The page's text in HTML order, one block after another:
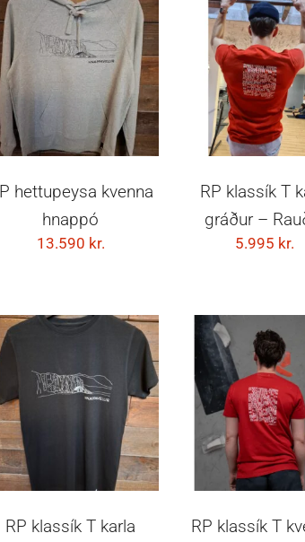
VELDU KOSTI
hettupeysa kvenna
hnappó
13.590 kr.
VELDU
RP klassík T
gráður –
5.995 kr.
VELDU KOSTI
RP klassík T karla
VELDU
RP klassík T